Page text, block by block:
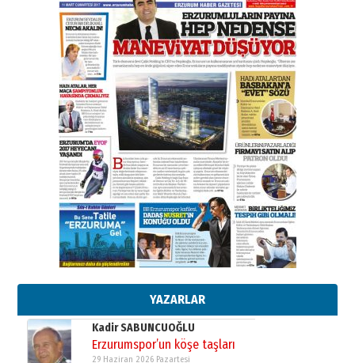
YAZARLAR
31 Mart 2026 Salı
A. Berhan Yılmaz
BİR BÖLÜM DEĞİL, BİR ÖMÜR
SEÇİYORSUNUZ… “NEDEN
ATATÜRK ÜNİVERSİTESİ?”
28 Temmuz 2026 Salı
Ahmet Gökhan YAZICI
Ahmed Yesevi’den bir Alperen…
”Reisimiz” idi… Hakka yürüdü.!
26 Mart 2026 Perşembe
Cem Bakırcı
Ardında bıraktığı hatıralarıyla
gönül adamı Faruk Terzioğlu!
13 Mayıs 2026 Çarşamba
Esat BİNDESEN
Başkan Sekmen’den Erzurum’a
02 Ağustos 2026 Pazar
Kadir SABUNCUOĞLU
Erzurumspor’un köşe taşları
29 Haziran 2026 Pazartesi